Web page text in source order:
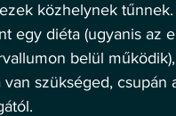
közhelynek
egy diéta (ugyanis az
belül
van szükséged,